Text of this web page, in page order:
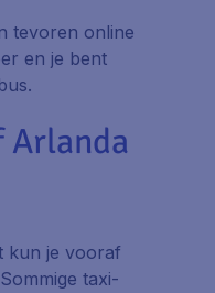
tevoren online
en je bent
Arlanda
kun je vooraf
taxi-